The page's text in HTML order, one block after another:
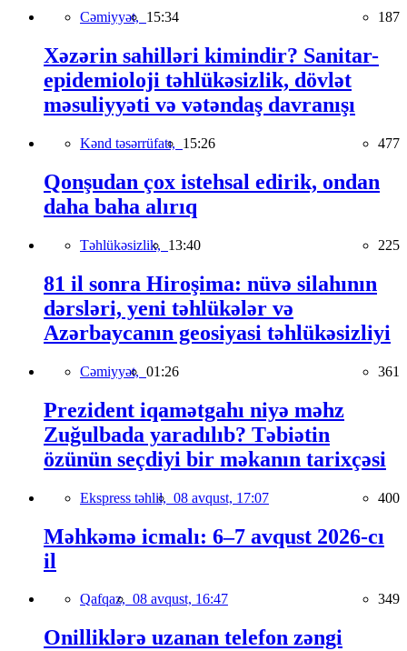
Cəmiyyət, 15:34 187
Xəzərin sahilləri kimindir? Sanitar-
epidemioloji təhlükəsizlik, dövlət
məsuliyyəti və vətəndaş davranışı
Kənd təsərrüfatı, 15:26 477
Qonşudan çox istehsal edirik, ondan
daha baha alırıq
Təhlükəsizlik, 13:40 225
81 il sonra Hiroşima: nüvə silahının
dərsləri, yeni təhlükələr və
Azərbaycanın geosiyasi təhlükəsizliyi
Cəmiyyət, 01:26 361
Prezident iqamətgahı niyə məhz
Zuğulbada yaradılıb? Təbiətin
özünün seçdiyi bir məkanın tarixçəsi
Ekspress təhlil, 08 avqust, 17:07 400
Məhkəmə icmalı: 6–7 avqust 2026-cı
il
Qafqaz, 08 avqust, 16:47 349
Onilliklərə uzanan telefon zəngi